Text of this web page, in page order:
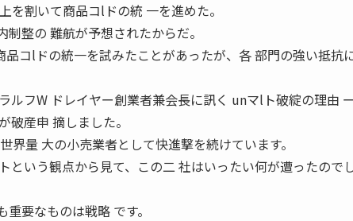
を割いて商品コlドの統 一を進めた。
整の 難航が予想されたからだ。
コlドの統一を試みたことがあったが、各 部門の強い抵抗
ルフW ドレイヤー創業者兼会長に訊く unマlト破綻の理由
破産申 摘しました。
界量 大の小売業者として快進撃を続けています。
という観点から見て、この二 社はいったい何が遭ったので
重要なものは戦略 です。